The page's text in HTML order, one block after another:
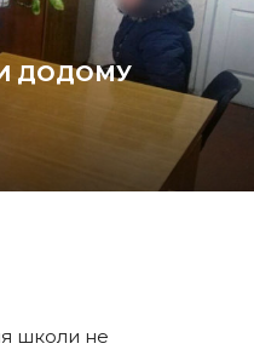
ДОДОМУ
школи не